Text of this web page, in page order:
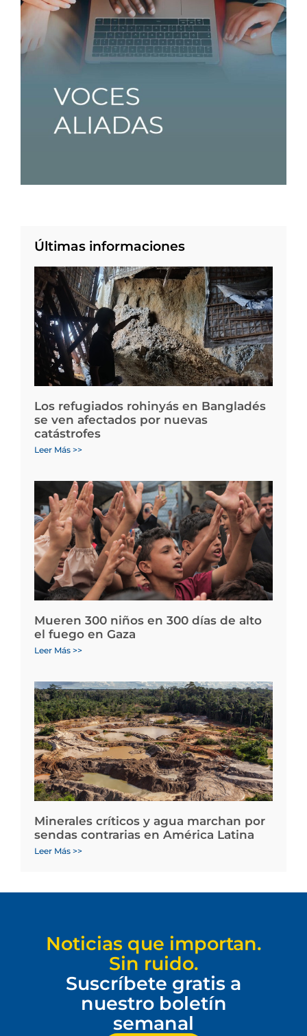
Últimas informaciones
Los refugiados rohinyás en Bangladés
se ven afectados por nuevas
catástrofes
Leer Más >>
Mueren 300 niños en 300 días de alto
el fuego en Gaza
Leer Más >>
Minerales críticos y agua marchan por
sendas contrarias en América Latina
Leer Más >>
Noticias que importan.
Sin ruido.
Suscríbete gratis a
nuestro boletín
semanal